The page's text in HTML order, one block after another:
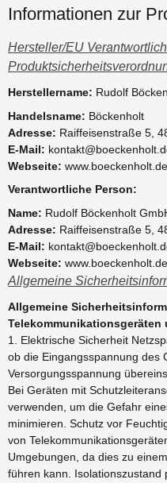
Informationen zur
Hersteller/EU
Herstellername: Rudolf
Handelsname: Böckenholt
Adresse: Raiffeisenstraße 5,
E-Mail:
Webseite: www.boeckenholt.de
Verantwortliche Person:
Name: Rudolf Böckenholt
Adresse: Raiffeisenstraße 5,
E-Mail:
Webseite: www.boeckenholt.de
Allgemeine
Allgemeine
Telekommunikationsgeräten
1. Elektrische Sicherheit
ob die Eingangsspannung des
Versorgungsspannung
Bei Geräten mit
verwenden, um die Gefahr
minimieren. Schutz vor
von
Umgebungen, da dies zu
führen kann. Isolationszustand